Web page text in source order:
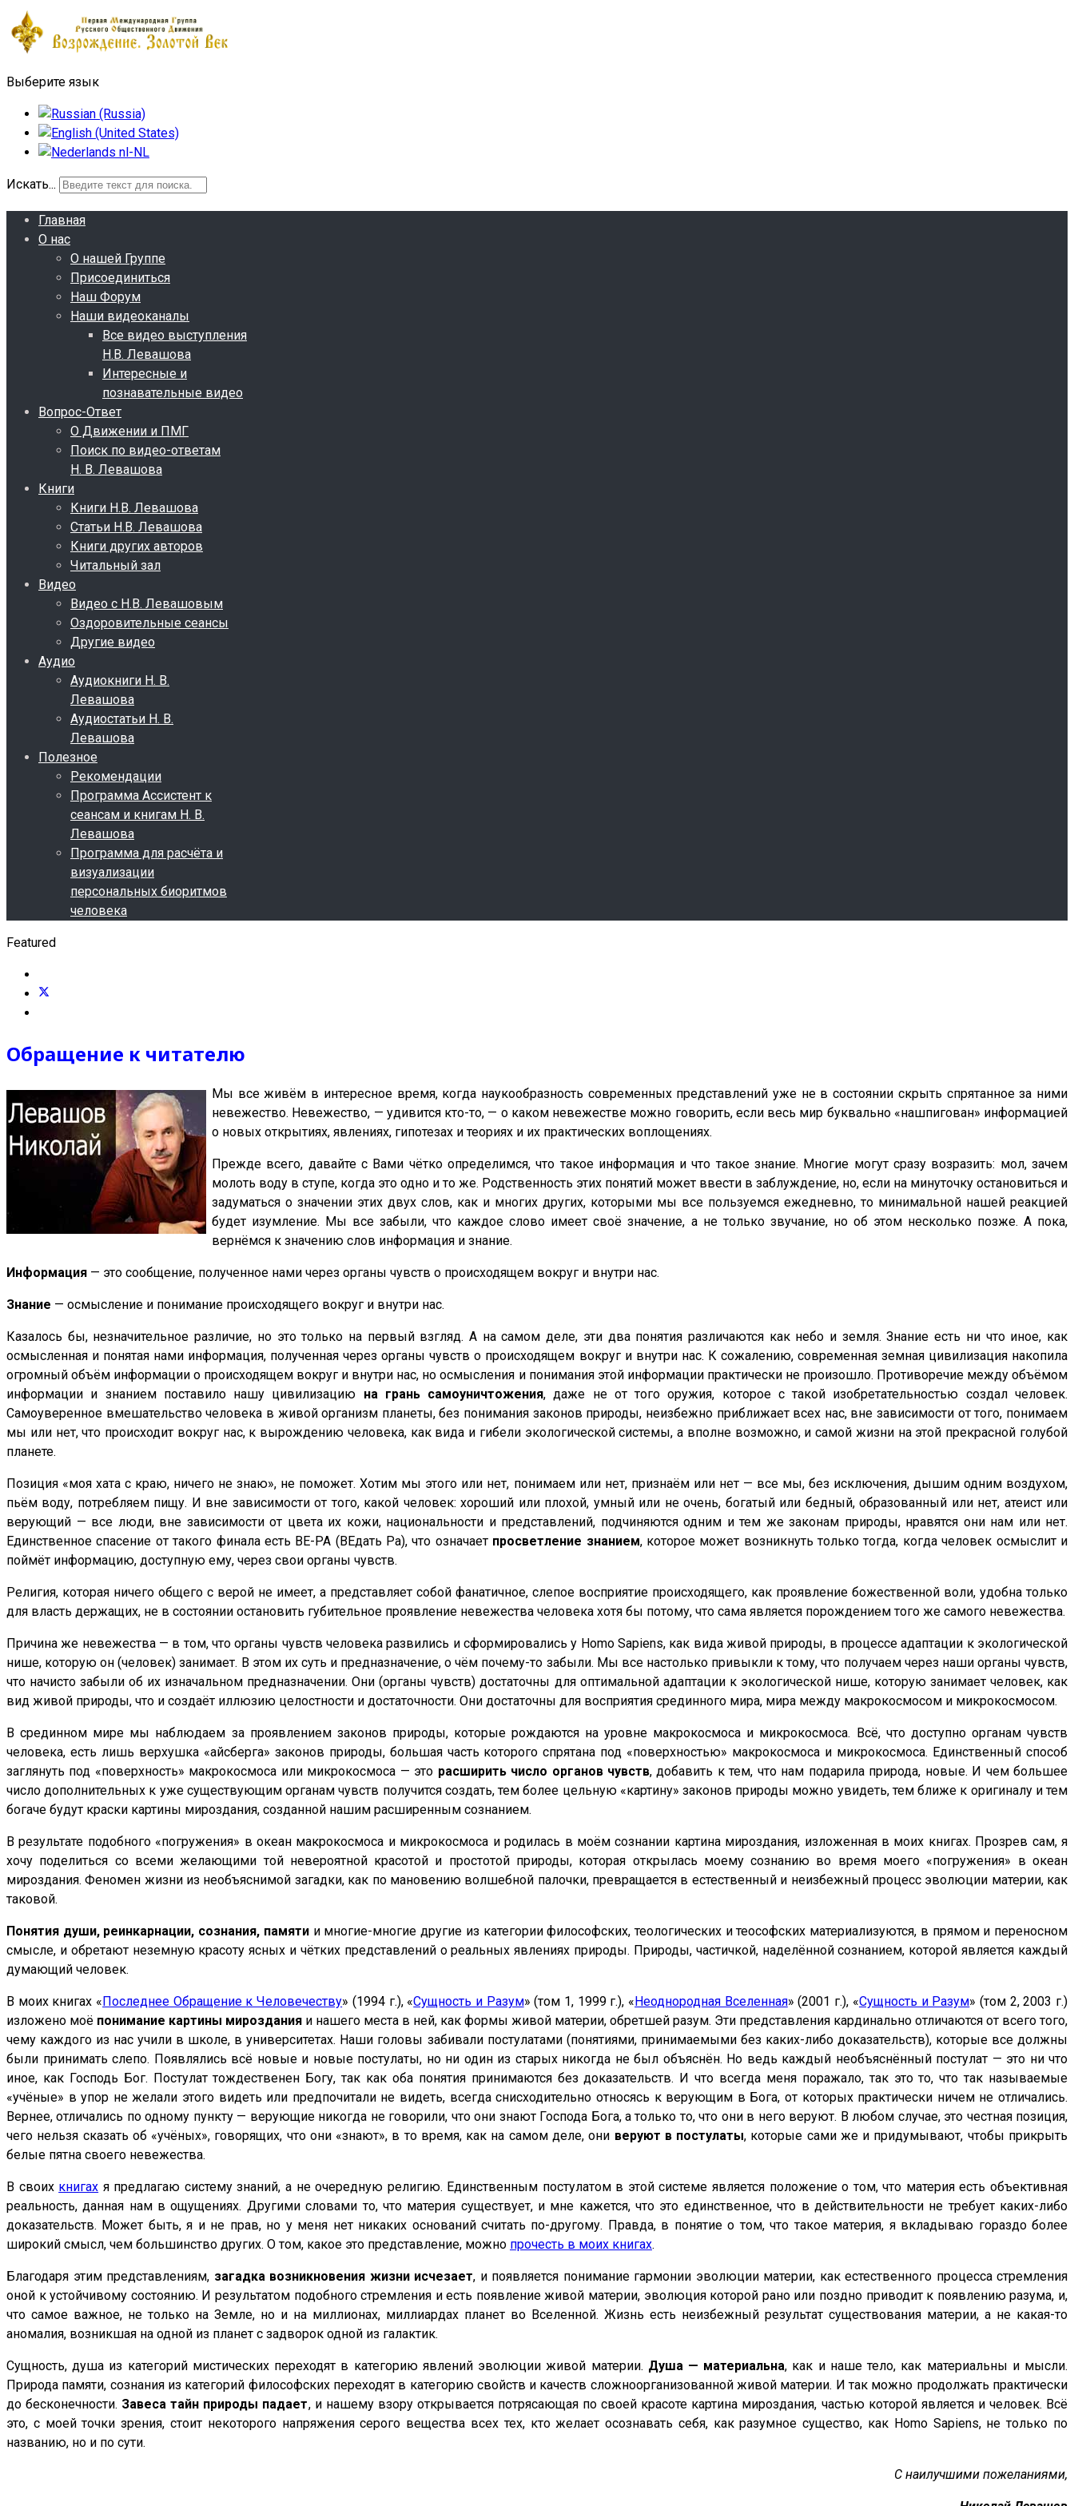
Выберите язык
Искать...
Главная
О нас
О нашей Группе
Присоединиться
Наш Форум
Наши видеоканалы
Все видео выступления
Н.В. Левашова
Интересные и
познавательные видео
Вопрос-Ответ
О Движении и ПМГ
Поиск по видео-ответам
Н. В. Левашова
Книги
Книги Н.В. Левашова
Статьи Н.В. Левашова
Книги других авторов
Читальный зал
Видео
Видео с Н.В. Левашовым
Оздоровительные сеансы
Другие видео
Аудио
Аудиокниги Н. В.
Левашова
Аудиостатьи Н. В.
Левашова
Полезное
Рекомендации
Программа Ассистент к
сеансам и книгам Н. В.
Левашова
Программа для расчёта и
визуализации
персональных биоритмов
человека
Featured
Обращение к читателю
Мы все живём в интересное время, когда наукообразность современных представлений уже не в состоянии скрыть спрятанное за ними
невежество. Невежество, — удивится кто-то, — о каком невежестве можно говорить, если весь мир буквально «нашпигован» информацией
о новых открытиях, явлениях, гипотезах и теориях и их практических воплощениях.
Прежде всего, давайте с Вами чётко определимся, что такое информация и что такое знание. Многие могут сразу возразить: мол, зачем
молоть воду в ступе, когда это одно и то же. Родственность этих понятий может ввести в заблуждение, но, если на минуточку остановиться и
задуматься о значении этих двух слов, как и многих других, которыми мы все пользуемся ежедневно, то минимальной нашей реакцией
будет изумление. Мы все забыли, что каждое слово имеет своё значение, а не только звучание, но об этом несколько позже. А пока,
вернёмся к значению слов информация и знание.
Информация — это сообщение, полученное нами через органы чувств о происходящем вокруг и внутри нас.
Знание — осмысление и понимание происходящего вокруг и внутри нас.
Казалось бы, незначительное различие, но это только на первый взгляд. А на самом деле, эти два понятия различаются как небо и земля. Знание есть ни что иное, как
осмысленная и понятая нами информация, полученная через органы чувств о происходящем вокруг и внутри нас. К сожалению, современная земная цивилизация накопила
огромный объём информации о происходящем вокруг и внутри нас, но осмысления и понимания этой информации практически не произошло. Противоречие между объёмом
информации и знанием поставило нашу цивилизацию на грань самоуничтожения, даже не от того оружия, которое с такой изобретательностью создал человек.
Самоуверенное вмешательство человека в живой организм планеты, без понимания законов природы, неизбежно приближает всех нас, вне зависимости от того, понимаем
мы или нет, что происходит вокруг нас, к вырождению человека, как вида и гибели экологической системы, а вполне возможно, и самой жизни на этой прекрасной голубой
планете.
Позиция «моя хата с краю, ничего не знаю», не поможет. Хотим мы этого или нет, понимаем или нет, признаём или нет — все мы, без исключения, дышим одним воздухом,
пьём воду, потребляем пищу. И вне зависимости от того, какой человек: хороший или плохой, умный или не очень, богатый или бедный, образованный или нет, атеист или
верующий — все люди, вне зависимости от цвета их кожи, национальности и представлений, подчиняются одним и тем же законам природы, нравятся они нам или нет.
Единственное спасение от такого финала есть ВЕ-РА (ВЕдать Ра), что означает просветление знанием, которое может возникнуть только тогда, когда человек осмыслит и
поймёт информацию, доступную ему, через свои органы чувств.
Религия, которая ничего общего с верой не имеет, а представляет собой фанатичное, слепое восприятие происходящего, как проявление божественной воли, удобна только
для власть держащих, не в состоянии остановить губительное проявление невежества человека хотя бы потому, что сама является порождением того же самого невежества.
Причина же невежества — в том, что органы чувств человека развились и сформировались у Homo Sapiens, как вида живой природы, в процессе адаптации к экологической
нише, которую он (человек) занимает. В этом их суть и предназначение, о чём почему-то забыли. Мы все настолько привыкли к тому, что получаем через наши органы чувств,
что начисто забыли об их изначальном предназначении. Они (органы чувств) достаточны для оптимальной адаптации к экологической нише, которую занимает человек, как
вид живой природы, что и создаёт иллюзию целостности и достаточности. Они достаточны для восприятия срединного мира, мира между макрокосмосом и микрокосмосом.
В срединном мире мы наблюдаем за проявлением законов природы, которые рождаются на уровне макрокосмоса и микрокосмоса. Всё, что доступно органам чувств
человека, есть лишь верхушка «айсберга» законов природы, большая часть которого спрятана под «поверхностью» макрокосмоса и микрокосмоса. Единственный способ
заглянуть под «поверхность» макрокосмоса или микрокосмоса — это расширить число органов чувств, добавить к тем, что нам подарила природа, новые. И чем большее
число дополнительных к уже существующим органам чувств получится создать, тем более цельную «картину» законов природы можно увидеть, тем ближе к оригиналу и тем
богаче будут краски картины мироздания, созданной нашим расширенным сознанием.
В результате подобного «погружения» в океан макрокосмоса и микрокосмоса и родилась в моём сознании картина мироздания, изложенная в моих книгах. Прозрев сам, я
хочу поделиться со всеми желающими той невероятной красотой и простотой природы, которая открылась моему сознанию во время моего «погружения» в океан
мироздания. Феномен жизни из необъяснимой загадки, как по мановению волшебной палочки, превращается в естественный и неизбежный процесс эволюции материи, как
таковой.
Понятия души, реинкарнации, сознания, памятии многие-многие другие из категории философских, теологических и теософских материализуются, в прямом и переносном
смысле, и обретают неземную красоту ясных и чётких представлений о реальных явлениях природы. Природы, частичкой, наделённой сознанием, которой является каждый
думающий человек.
В моих книгах «Последнее Обращение к Человечеству» (1994 г.), «Сущность и Разум» (том 1, 1999 г.), «Неоднородная Вселенная» (2001 г.), «Сущность и Разум» (том 2, 2003 г.)
изложено моё понимание картины мироздания и нашего места в ней, как формы живой материи, обретшей разум. Эти представления кардинально отличаются от всего того,
чему каждого из нас учили в школе, в университетах. Наши головы забивали постулатами (понятиями, принимаемыми без каких-либо доказательств), которые все должны
были принимать слепо. Появлялись всё новые и новые постулаты, но ни один из старых никогда не был объяснён. Но ведь каждый необъяснённый постулат — это ни что
иное, как Господь Бог. Постулат тождественен Богу, так как оба понятия принимаются без доказательств. И что всегда меня поражало, так это то, что так называемые
«учёные» в упор не желали этого видеть или предпочитали не видеть, всегда снисходительно относясь к верующим в Бога, от которых практически ничем не отличались.
Вернее, отличались по одному пункту — верующие никогда не говорили, что они знают Господа Бога, а только то, что они в него веруют. В любом случае, это честная позиция,
чего нельзя сказать об «учёных», говорящих, что они «знают», в то время, как на самом деле, они веруют в постулаты, которые сами же и придумывают, чтобы прикрыть
белые пятна своего невежества.
В своих книгах я предлагаю систему знаний, а не очередную религию. Единственным постулатом в этой системе является положение о том, что материя есть объективная
реальность, данная нам в ощущениях. Другими словами то, что материя существует, и мне кажется, что это единственное, что в действительности не требует каких-либо
доказательств. Может быть, я и не прав, но у меня нет никаких оснований считать по-другому. Правда, в понятие о том, что такое материя, я вкладываю гораздо более
широкий смысл, чем большинство других. О том, какое это представление, можно прочесть в моих книгах.
Благодаря этим представлениям, загадка возникновения жизни исчезает, и появляется понимание гармонии эволюции материи, как естественного процесса стремления
оной к устойчивому состоянию. И результатом подобного стремления и есть появление живой материи, эволюция которой рано или поздно приводит к появлению разума, и,
что самое важное, не только на Земле, но и на миллионах, миллиардах планет во Вселенной. Жизнь есть неизбежный результат существования материи, а не какая-то
аномалия, возникшая на одной из планет с задворок одной из галактик.
Сущность, душа из категорий мистических переходят в категорию явлений эволюции живой материи. Душа — материальна, как и наше тело, как материальны и мысли.
Природа памяти, сознания из категорий философских переходят в категорию свойств и качеств сложноорганизованной живой материи. И так можно продолжать практически
до бесконечности. Завеса тайн природы падает, и нашему взору открывается потрясающая по своей красоте картина мироздания, частью которой является и человек. Всё
это, с моей точки зрения, стоит некоторого напряжения серого вещества всех тех, кто желает осознавать себя, как разумное существо, как Homo Sapiens, не только по
названию, но и по сути.
С наилучшими пожеланиями,